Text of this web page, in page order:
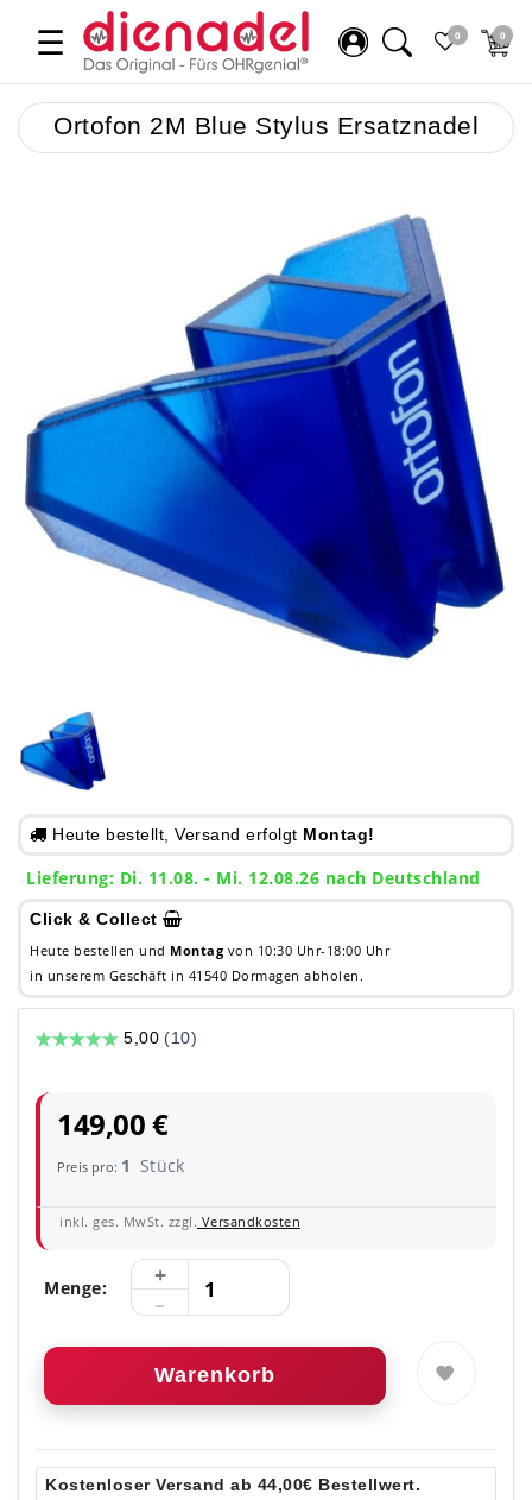
☰ 0 0
Ortofon 2M Blue Stylus Ersatznadel
Heute bestellt, Versand erfolgt Montag!
Lieferung: Di. 11.08. - Mi. 12.08.26 nach Deutschland
Click & Collect
Heute bestellen und Montag von 10:30 Uhr-18:00 Uhr
in unserem Geschäft in 41540 Dormagen abholen.
149,00 €
Preis pro: 1 Stück
inkl. ges. MwSt. zzgl. Versandkosten
Menge:
Warenkorb
Kostenloser Versand ab 44,00€ Bestellwert.